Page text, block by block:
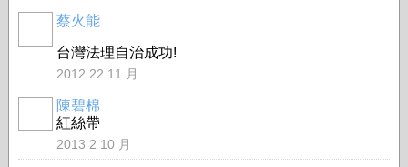
蔡火能
台灣法理自治成功!
2012 22 11 月
陳碧棉
紅絲帶
2013 2 10 月